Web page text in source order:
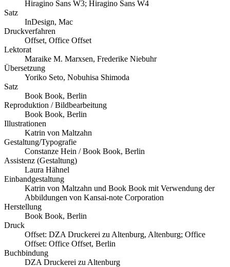
Hiragino Sans W3; Hiragino Sans W4
Satz
InDesign, Mac
Druckverfahren
Offset, Office Offset
Lektorat
Maraike M. Marxsen, Frederike Niebuhr
Übersetzung
Yoriko Seto, Nobuhisa Shimoda
Satz
Book Book, Berlin
Reproduktion / Bildbearbeitung
Book Book, Berlin
Illustrationen
Katrin von Maltzahn
Gestaltung/Typografie
Constanze Hein / Book Book, Berlin
Assistenz (Gestaltung)
Laura Hähnel
Einbandgestaltung
Katrin von Maltzahn und Book Book mit Verwendung der
Abbildungen von Kansai-note Corporation
Herstellung
Book Book, Berlin
Druck
Offset: DZA Druckerei zu Altenburg, Altenburg; Office
Offset: Office Offset, Berlin
Buchbindung
DZA Druckerei zu Altenburg